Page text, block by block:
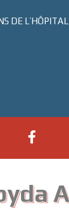
DE L’HÔPITAL